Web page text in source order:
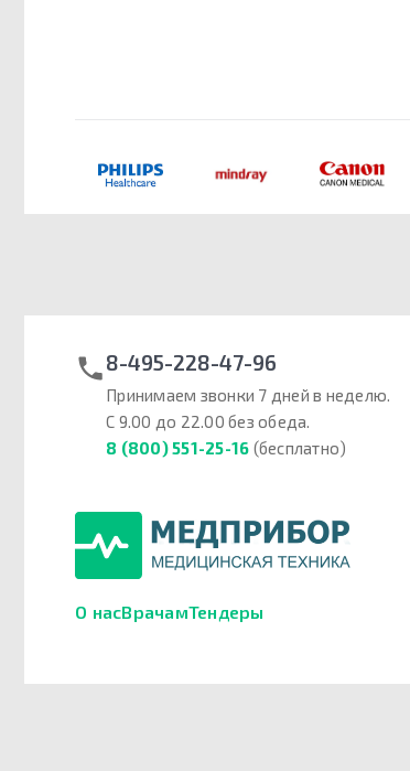
8-495-228-47-96
Принимаем звонки 7 дней в неделю.
С 9.00 до 22.00 без обеда.
8 (800) 551-25-16 (бесплатно)
О насВрачамТендеры